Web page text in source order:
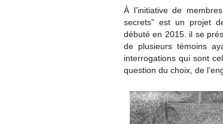
À l’initiative de
secrets” est un projet
débuté en 2015. il se
de plusieurs témoins
interrogations qui sont
question du choix, de